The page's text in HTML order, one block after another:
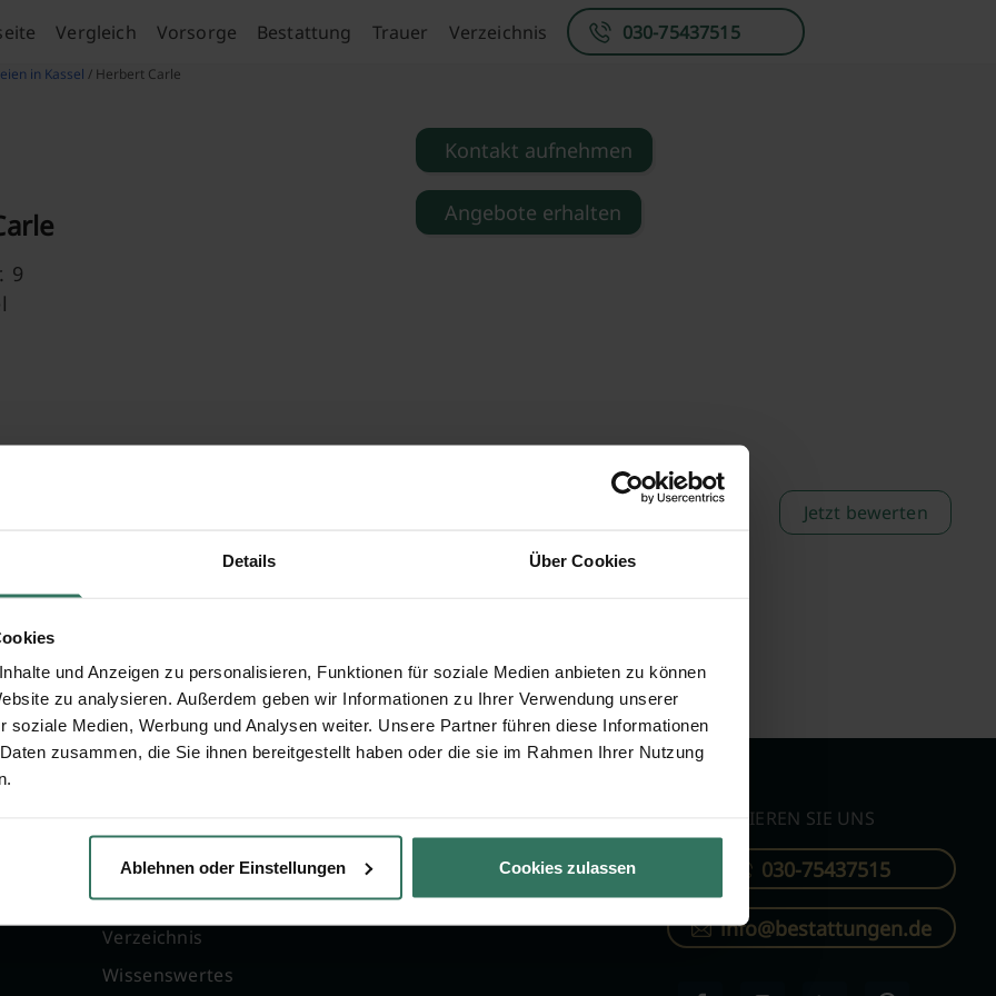
Details Über Cookies
und Anzeigen zu personalisieren, Funktionen für soziale Medien anbieten zu können
zu analysieren. Außerdem geben wir Informationen zu Ihrer Verwendung unserer
soziale Medien, Werbung und Analysen weiter. Unsere Partner führen diese Informationen
zusammen, die Sie ihnen bereitgestellt haben oder die sie im Rahmen Ihrer Nutzung
Ablehnen oder Einstellungen Cookies zulassen
Vergleich Vorsorge Bestattung Trauer Verzeichnis 030-75437515
in Kassel / Herbert Carle
9
Kontakt aufnehmen
Angebote erhalten
Jetzt bewerten
Vergleich
Ratgeber
Verzeichnis
Wissenswertes
Online-Portal
Kostenlos registrieren
KONTAKTIEREN SIE UNS
030-75437515
info@bestattungen.de